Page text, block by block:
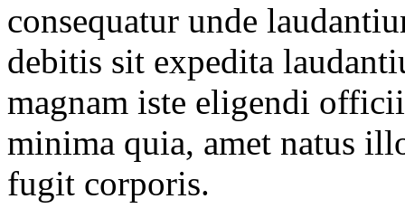
consequatur unde
debitis sit expedita
magnam iste eligendi
minima quia, amet natus
fugit corporis.